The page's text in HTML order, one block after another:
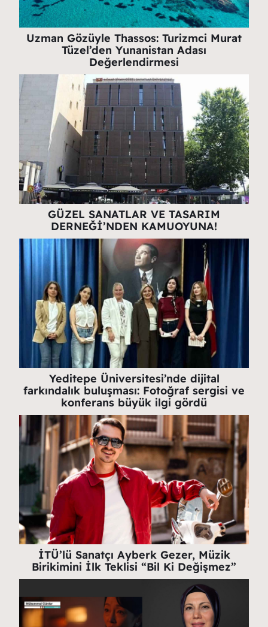
Uzman Gözüyle Thassos: Turizmci Murat
Tüzel’den Yunanistan Adası
Değerlendirmesi
GÜZEL SANATLAR VE TASARIM
DERNEĞİ’NDEN KAMUOYUNA!
Yeditepe Üniversitesi’nde dijital
farkındalık buluşması: Fotoğraf sergisi ve
konferans büyük ilgi gördü
İTÜ’lü Sanatçı Ayberk Gezer, Müzik
Birikimini İlk Teklisi “Bil Ki Değişmez”